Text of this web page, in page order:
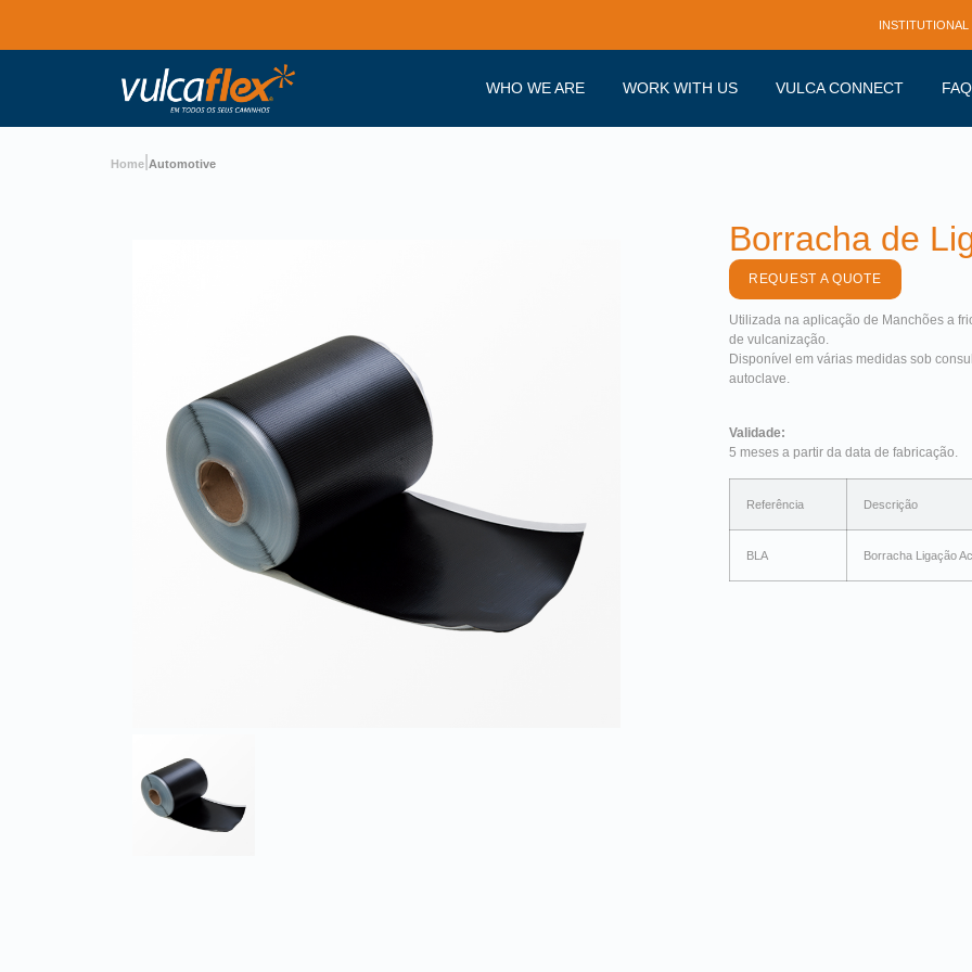
INSTITUTIONAL
WHO WE ARE WORK WITH US VULCA CONNECT FAQ
Home Automotive
Borracha de
REQUEST A QUOTE
Utilizada na aplicação de Manchões a
de vulcanização.
Disponível em várias medidas sob
autoclave.
Validade:
5 meses a partir da data de fabricação.
Referência Descrição
BLA Borracha Ligação Ac